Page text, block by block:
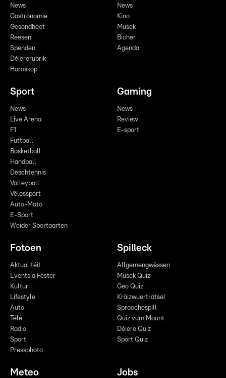
News
Gastronomie
Gesondheet
Reesen
Spenden
Déiererubrik
Horoskop
News
Kino
Musek
Bicher
Agenda
Sport
News
Live Arena
F1
Futtball
Basketball
Handball
Dëschtennis
Volleyball
Vëlossport
Auto-Moto
E-Sport
Weider Sportaarten
Gaming
News
Review
E-sport
Fotoen
Aktualitéit
Events a Fester
Kultur
Lifestyle
Auto
Télé
Radio
Sport
Pressphoto
Spilleck
Allgemengwëssen
Musek Quiz
Geo Quiz
Kräizwuerträtsel
Sproochespill
Quiz vum Mount
Déiere Quiz
Sport Quiz
Meteo Jobs